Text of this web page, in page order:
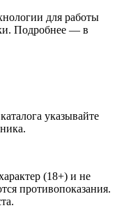
для работы
Подробнее — в
указывайте
(18+) и не
противопоказания.